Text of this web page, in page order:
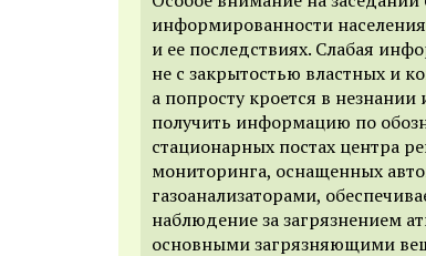
информированности
и ее последствиях. Слабая
не с закрытостью властных и
а попросту кроется в
получить информацию по
стационарных постах центра
мониторинга, оснащенных
газоанализаторами,
наблюдение за загрязнением
основными загрязняющими